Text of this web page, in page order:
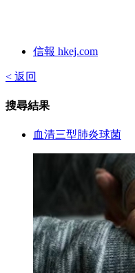
信報 hkej.com
< 返回
搜尋結果
血清三型肺炎球菌